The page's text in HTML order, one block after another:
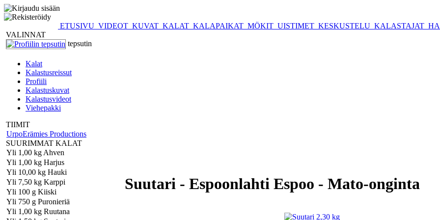
ETUSIVU VIDEOT KUVAT KALAT KALAPAIKAT MÖKIT UISTIMET KESKUSTELU KALASTAJAT
VALINNAT
tepsutin
Kalat
Kalastusreissut
Profiili
Kalastuskuvat
Kalastusvideot
Viehepakki
TIIMIT
UrpoErämies Productions
SUURIMMAT KALAT
Yli 1,00 kg Ahven
Yli 1,00 kg Harjus
Yli 10,00 kg Hauki
Yli 7,50 kg Karppi
Yli 100 g Kiiski
Yli 750 g Puronieriä
Yli 1,00 kg Ruutana
Suutari - Espoonlahti Espoo - Mato-onginta